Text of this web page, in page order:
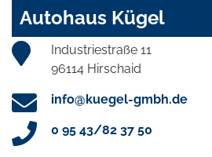
Autohaus Kügel
Industriestraße 11
96114 Hirschaid
info@kuegel-gmbh.de
0 95 43/82 37 50